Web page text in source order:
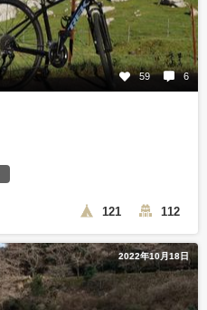
59 6
121 112
2022年10月18日